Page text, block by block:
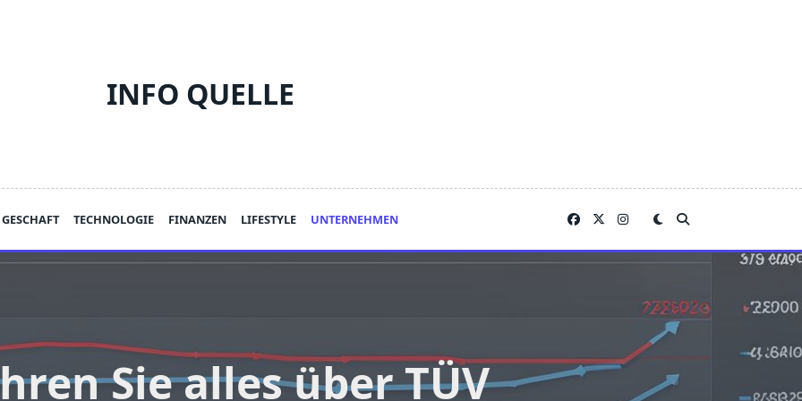
INFO QUELLE
GESCHAFT TECHNOLOGIE FINANZEN LIFESTYLE UNTERNEHMEN
Sie alles über TÜV